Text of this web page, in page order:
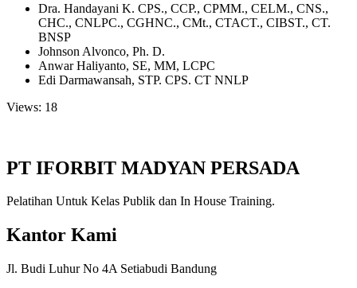
Dra. Handayani K. CPS., CCP., CPMM., CELM., CNS.,
CHC., CNLPC., CGHNC., CMt., CTACT., CIBST., CT.
BNSP
Johnson Alvonco, Ph. D.
Anwar Haliyanto, SE, MM, LCPC
Edi Darmawansah, STP. CPS. CT NNLP
Views: 18
PT IFORBIT MADYAN PERSADA
Pelatihan Untuk Kelas Publik dan In House Training.
Kantor Kami
Jl. Budi Luhur No 4A Setiabudi Bandung